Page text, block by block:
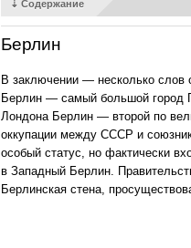
⇣ Содержание
Берлин
В заключении — несколько слов
Берлин — самый большой город
Лондона Берлин — второй по
оккупации между СССР и
особый статус, но фактически
в Западный Берлин.
Берлинская стена,